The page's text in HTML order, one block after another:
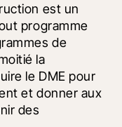
est un
programme
de
la
le DME pour
et donner aux
des